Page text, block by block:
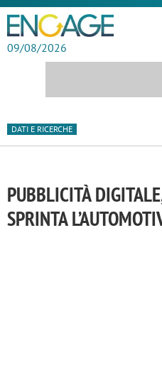
09/08/2026
DATI E RICERCHE
PUBBLICITÀ
SPRINTA